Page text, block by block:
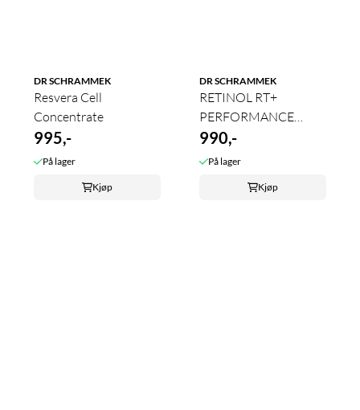
DR SCHRAMMEK
Resvera Cell
Concentrate
995,-
På lager
Kjøp
DR SCHRAMMEK
RETINOL RT+
PERFORMANCE
SERUM 30 ML
990,-
På lager
Kjøp